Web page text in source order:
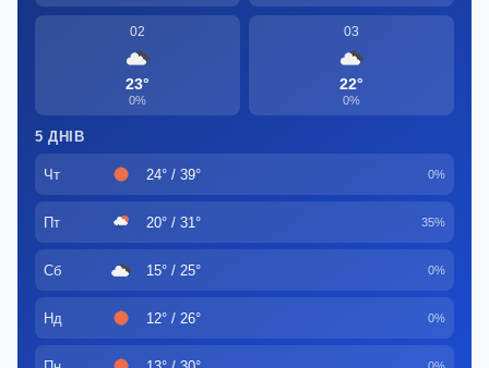
02
23°
0%
03
22°
0%
5 ДНІВ
Чт 24° / 39° 0%
Пт 20° / 31° 35%
Сб 15° / 25° 0%
Нд 12° / 26° 0%